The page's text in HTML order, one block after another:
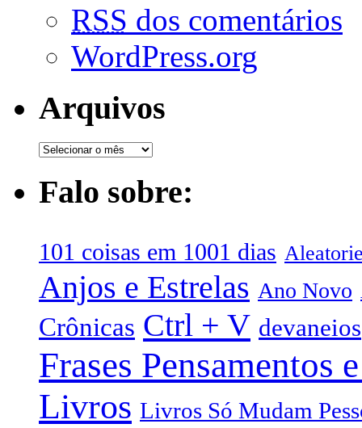
RSS dos comentários
WordPress.org
Arquivos
Falo sobre:
101 coisas em 1001 dias
Anjos e Estrelas Ano Novo
Crônicas Ctrl + V devaneios
Frases Pensamentos
Livros Livros Só Mudam